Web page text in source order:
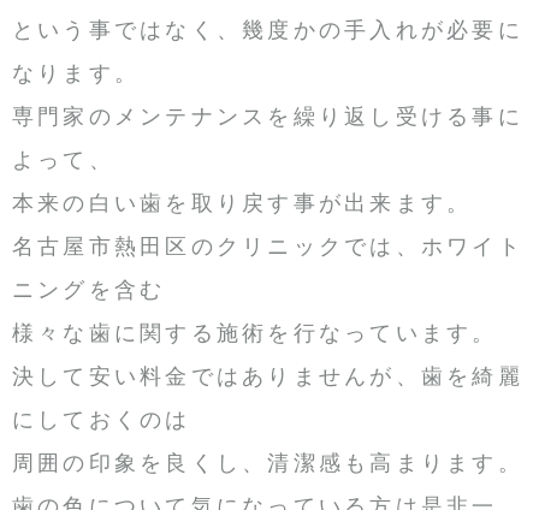
という事ではなく、幾度かの手入れが必要に
なります。
専門家のメンテナンスを繰り返し受ける事に
よって、
本来の白い歯を取り戻す事が出来ます。
名古屋市熱田区のクリニックでは、ホワイト
ニングを含む
様々な歯に関する施術を行なっています。
決して安い料金ではありませんが、歯を綺麗
にしておくのは
周囲の印象を良くし、清潔感も高まります。